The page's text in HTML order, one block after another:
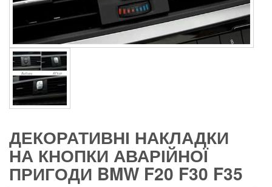
ДЕКОРАТИВНІ НАКЛАДКИ
НА КНОПКИ АВАРІЙНОЇ
ПРИГОДИ BMW F20 F30 F35